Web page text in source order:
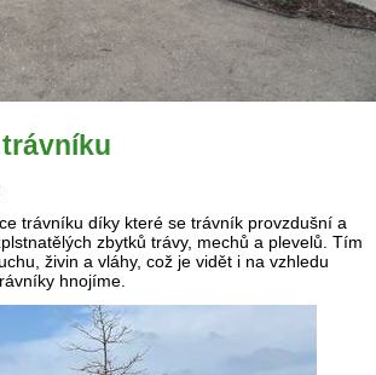
trávníku díky které se trávník provzdušní a
zbytků trávy, mechů a plevelů. Tím
živin a vláhy, což je vidět i na vzhledu
hnojíme.